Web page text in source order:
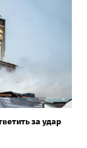
за удар